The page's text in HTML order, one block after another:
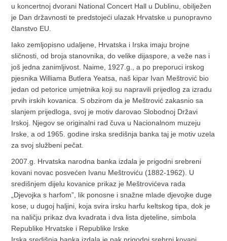
u koncertnoj dvorani National Concert Hall u Dublinu, obilježen
je Dan državnosti te predstojeći ulazak Hrvatske u punopravno
članstvo EU.
Iako zemljopisno udaljene, Hrvatska i Irska imaju brojne
sličnosti, od broja stanovnika, do velike dijaspore, a veže nas i
još jedna zanimljivost. Naime, 1927.g., a po preporuci irskog
pjesnika Williama Butlera Yeatsa, naš kipar Ivan Meštrović bio
jedan od petorice umjetnika koji su napravili prijedlog za izradu
prvih irskih kovanica. S obzirom da je Meštrović zakasnio sa
slanjem prijedloga, svoj je motiv darovao Slobodnoj Državi
Irskoj. Njegov se originalni rad čuva u Nacionalnom muzeju
Irske, a od 1965. godine irska središnja banka taj je motiv uzela
za svoj službeni pečat.
2007.g. Hrvatska narodna banka izdala je prigodni srebreni
kovani novac posvećen Ivanu Meštroviću (1882-1962). U
središnjem dijelu kovanice prikaz je Meštrovićeva rada
„Djevojka s harfom”, lik ponosne i snažne mlade djevojke duge
kose, u dugoj haljini, koja svira irsku harfu keltskog tipa, dok je
na naličju prikaz dva kvadrata i dva lista djeteline, simbola
Republike Hrvatske i Republike Irske
Irska središnja banka izdala je pak prigodni srebrni kovani